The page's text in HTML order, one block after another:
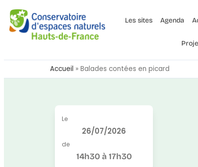
Les sites Agenda
Accueil » Balades contées en picard
Le
26/07/2026
de
14h30 à 17h30